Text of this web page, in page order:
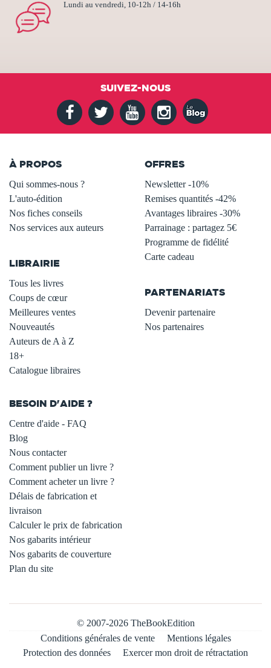
Lundi au vendredi, 10-12h / 14-16h
SUIVEZ-NOUS
À PROPOS
Qui sommes-nous ?
L'auto-édition
Nos fiches conseils
Nos services aux auteurs
LIBRAIRIE
Tous les livres
Coups de cœur
Meilleures ventes
Nouveautés
Auteurs de A à Z
18+
Catalogue libraires
OFFRES
Newsletter -10%
Remises quantités -42%
Avantages libraires -30%
Parrainage : partagez 5€
Programme de fidélité
Carte cadeau
PARTENARIATS
Devenir partenaire
Nos partenaires
BESOIN D'AIDE ?
Centre d'aide - FAQ
Blog
Nous contacter
Comment publier un livre ?
Comment acheter un livre ?
Délais de fabrication et
livraison
Calculer le prix de fabrication
Nos gabarits intérieur
Nos gabarits de couverture
Plan du site
© 2007-2026 TheBookEdition
Conditions générales de vente
Mentions légales
Protection des données
Exercer mon droit de rétractation